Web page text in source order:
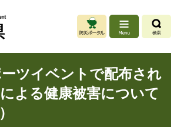
ツイベントで配布され
よる健康被害について